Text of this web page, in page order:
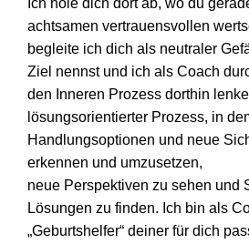
achtsamen vertrauensvollen
begleite ich dich als neutraler
Ziel nennst und ich als Coach
den Inneren Prozess dorthin
lösungsorientierter Prozess, in
Handlungsoptionen und neue
erkennen und umzusetzen,
neue Perspektiven zu sehen und
Lösungen zu finden. Ich bin als
„Geburtshelfer“ deiner für dich